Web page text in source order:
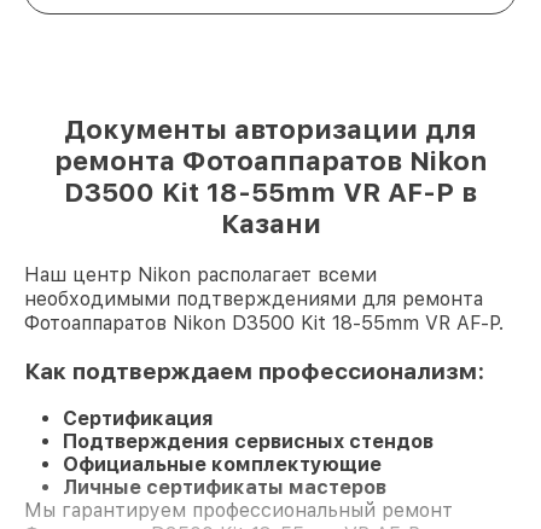
Документы авторизации для
ремонта Фотоаппаратов Nikon
D3500 Kit 18-55mm VR AF-P в
Казани
Наш центр Nikon располагает всеми
необходимыми подтверждениями для ремонта
Фотоаппаратов Nikon D3500 Kit 18-55mm VR AF-P.
Как подтверждаем профессионализм:
Сертификация
Подтверждения сервисных стендов
Официальные комплектующие
Личные сертификаты мастеров
Мы гарантируем профессиональный ремонт